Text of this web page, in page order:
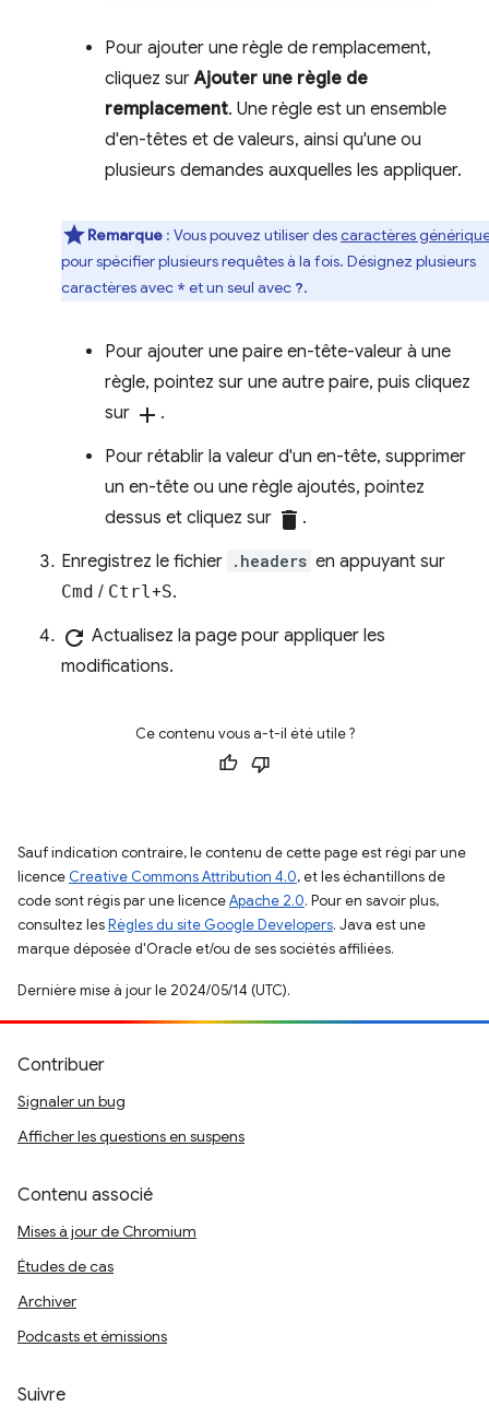
Pour ajouter une règle de remplacement,
cliquez surAjouter une règle de
remplacement. Une règle est un ensemble
d'en-têtes et de valeurs, ainsi qu'une ou
plusieurs demandes auxquelles les appliquer.
Remarque : Vous pouvez utiliser descaractères
pour spécifier plusieurs requêtes à la fois. Désignez plusieurs
caractères avec * et un seul avec ?.
Pour ajouter une paire en-tête-valeur à une
règle, pointez sur une autre paire, puis cliquez
sur add .
Pour rétablir la valeur d'un en-tête, supprimer
un en-tête ou une règle ajoutés, pointez
dessus et cliquez sur delete .
Enregistrez le fichier .headers en appuyant sur
Cmd / Ctrl +S.
refresh Actualisez la page pour appliquer les
modifications.
Ce contenu vous a-t-il été utile ?
Sauf indication contraire, le contenu de cette page est régi par une
licence Creative Commons Attribution 4.0, et les échantillons de
code sont régis par une licenceApache 2.0. Pour en savoir plus,
consultez lesRègles du site Google Developers. Java est une
marque déposée d'Oracle et/ou de ses sociétés affiliées.
Dernière mise à jour le 2024/05/14 (UTC).
Contribuer
Signaler un bug
Afficher les questions en suspens
Contenu associé
Mises à jour de Chromium
Études de cas
Archiver
Podcasts et émissions
Suivre